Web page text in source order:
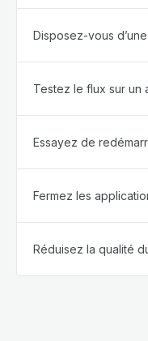
Disposez-vous
Testez le flux sur un
Essayez de
Fermez les
Réduisez la qualité